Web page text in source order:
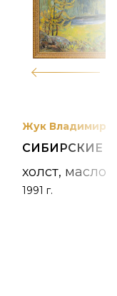
Жук Владимир
СИБИРСКИЕ
холст, масло
1991 г.